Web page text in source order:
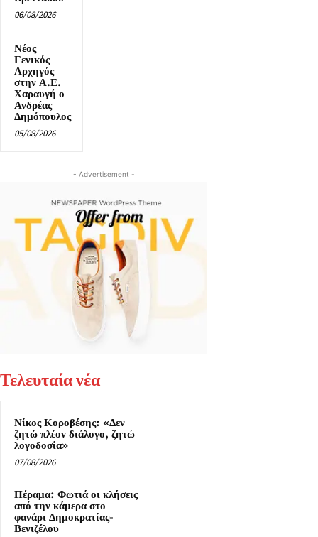
06/08/2026
Νέος
Γενικός
Αρχηγός
στην Α.Ε.
Χαραυγή ο
Ανδρέας
Δημόπουλος
05/08/2026
- Advertisement -
Τελευταία νέα
Νίκος Κοροβέσης: «Δεν
ζητώ πλέον διάλογο, ζητώ
λογοδοσία»
07/08/2026
Πέραμα: Φωτιά οι κλήσεις
από την κάμερα στο
φανάρι Δημοκρατίας-
Βενιζέλου